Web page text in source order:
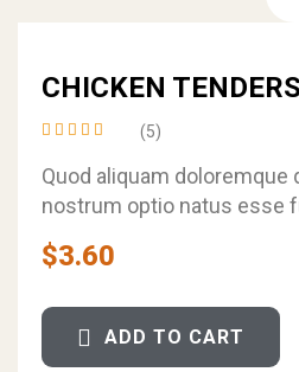
CHICKEN TENDERS
4.40
out of
5
(5)
Quod aliquam doloremque
nostrum optio natus esse
ratione. Et aspernatur…
$3.60
ADD TO CART